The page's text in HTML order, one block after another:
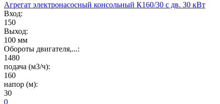
Агрегат электронасосный консольный К160/30 с дв. 30 кВт
Вход:
150
Выход:
100 мм
Обороты двигателя,...:
1480
подача (м3/ч):
160
напор (м):
30
0